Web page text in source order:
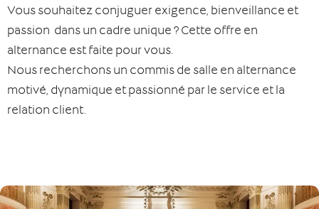
Vous souhaitez conjuguer exigence, bienveillance et
passion dans un cadre unique ? Cette offre en
alternance est faite pour vous.
Nous recherchons un commis de salle en alternance
motivé, dynamique et passionné par le service et la
relation client.